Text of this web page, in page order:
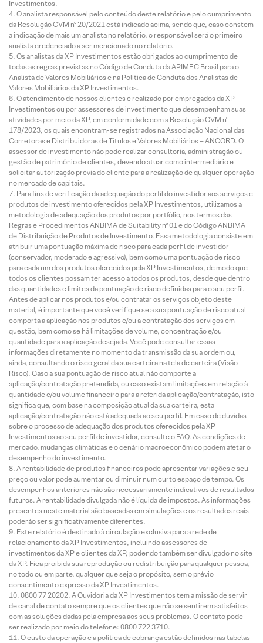
Investimentos.
O analista responsável pelo conteúdo deste relatório e pelo cumprimento
da Resolução CVM nº 20/2021 está indicado acima, sendo que, caso constem
a indicação de mais um analista no relatório, o responsável será o primeiro
analista credenciado a ser mencionado no relatório.
Os analistas da XP Investimentos estão obrigados ao cumprimento de
todas as regras previstas no Código de Conduta da APIMEC Brasil para o
Analista de Valores Mobiliários e na Política de Conduta dos Analistas de
Valores Mobiliários da XP Investimentos.
O atendimento de nossos clientes é realizado por empregados da XP
Investimentos ou por assessores de investimento que desempenham suas
atividades por meio da XP, em conformidade com a Resolução CVM nº
178/2023, os quais encontram-se registrados na Associação Nacional das
Corretoras e Distribuidoras de Títulos e Valores Mobiliários – ANCORD. O
assessor de investimento não pode realizar consultoria, administração ou
gestão de patrimônio de clientes, devendo atuar como intermediário e
solicitar autorização prévia do cliente para a realização de qualquer operação
no mercado de capitais.
Para fins de verificação da adequação do perfil do investidor aos serviços e
produtos de investimento oferecidos pela XP Investimentos, utilizamos a
metodologia de adequação dos produtos por portfólio, nos termos das
Regras e Procedimentos ANBIMA de Suitability nº 01 e do Código ANBIMA
de Distribuição de Produtos de Investimento. Essa metodologia consiste em
atribuir uma pontuação máxima de risco para cada perfil de investidor
(conservador, moderado e agressivo), bem como uma pontuação de risco
para cada um dos produtos oferecidos pela XP Investimentos, de modo que
todos os clientes possam ter acesso a todos os produtos, desde que dentro
das quantidades e limites da pontuação de risco definidas para o seu perfil.
Antes de aplicar nos produtos e/ou contratar os serviços objeto deste
material, é importante que você verifique se a sua pontuação de risco atual
comporta a aplicação nos produtos e/ou a contratação dos serviços em
questão, bem como se há limitações de volume, concentração e/ou
quantidade para a aplicação desejada. Você pode consultar essas
informações diretamente no momento da transmissão da sua ordem ou,
ainda, consultando o risco geral da sua carteira na tela de carteira (Visão
Risco). Caso a sua pontuação de risco atual não comporte a
aplicação/contratação pretendida, ou caso existam limitações em relação à
quantidade e/ou volume financeiro para a referida aplicação/contratação, isto
significa que, com base na composição atual da sua carteira, esta
aplicação/contratação não está adequada ao seu perfil. Em caso de dúvidas
sobre o processo de adequação dos produtos oferecidos pela XP
Investimentos ao seu perfil de investidor, consulte o FAQ. As condições de
mercado, mudanças climáticas e o cenário macroeconômico podem afetar o
desempenho do investimento.
A rentabilidade de produtos financeiros pode apresentar variações e seu
preço ou valor pode aumentar ou diminuir num curto espaço de tempo. Os
desempenhos anteriores não são necessariamente indicativos de resultados
futuros. A rentabilidade divulgada não é líquida de impostos. As informações
presentes neste material são baseadas em simulações e os resultados reais
poderão ser significativamente diferentes.
Este relatório é destinado à circulação exclusiva para a rede de
relacionamento da XP Investimentos, incluindo assessores de
investimentos da XP e clientes da XP, podendo também ser divulgado no site
da XP. Fica proibida sua reprodução ou redistribuição para qualquer pessoa,
no todo ou em parte, qualquer que seja o propósito, sem o prévio
consentimento expresso da XP Investimentos.
0800 77 20202. A Ouvidoria da XP Investimentos tem a missão de servir
de canal de contato sempre que os clientes que não se sentirem satisfeitos
com as soluções dadas pela empresa aos seus problemas. O contato pode
ser realizado por meio do telefone: 0800 722 3710.
O custo da operação e a política de cobrança estão definidos nas tabelas